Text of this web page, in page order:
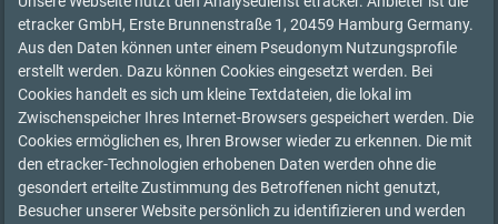
etracker GmbH, Erste Brunnenstraße 1, 20459 Hamburg Germany.
Aus den Daten können unter einem Pseudonym Nutzungsprofile
erstellt werden. Dazu können Cookies eingesetzt werden. Bei
Cookies handelt es sich um kleine Textdateien, die lokal im
Zwischenspeicher Ihres Internet-Browsers gespeichert werden. Die
Cookies ermöglichen es, Ihren Browser wieder zu erkennen. Die mit
den etracker-Technologien erhobenen Daten werden ohne die
gesondert erteilte Zustimmung des Betroffenen nicht genutzt,
Besucher unserer Website persönlich zu identifizieren und werden